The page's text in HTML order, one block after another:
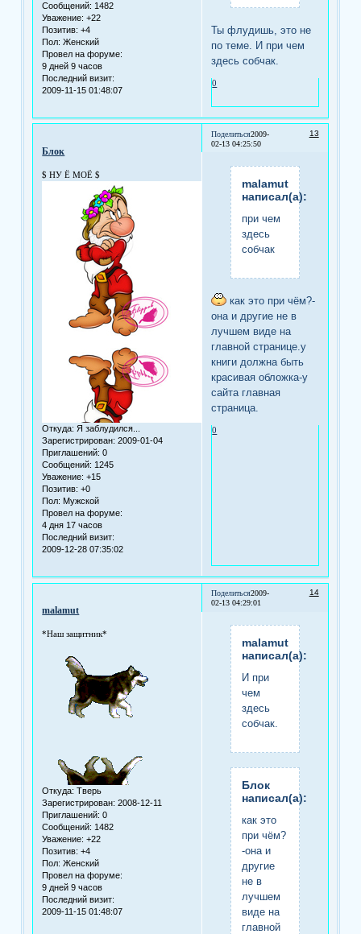
Сообщений: 1482
Уважение: +22
Позитив: +4
Пол: Женский
Провел на форуме:
9 дней 9 часов
Последний визит:
2009-11-15 01:48:07
Ты флудишь, это не
по теме. И при чем
здесь собчак.
0
Поделиться 13
2009-
02-13 04:25:50
Блок
$ НУ Ё МОЁ $
Откуда: Я заблудился...
Зарегистрирован: 2009-01-04
Приглашений: 0
Сообщений: 1245
Уважение: +15
Позитив: +0
Пол: Мужской
Провел на форуме:
4 дня 17 часов
Последний визит:
2009-12-28 07:35:02
malamut
написал(а):
при чем
здесь
собчак
как это при чём?-
она и другие не в
лучшем виде на
главной странице.у
книги должна быть
красивая обложка-у
сайта главная
страница.
0
Поделиться 14
2009-
02-13 04:29:01
malamut
*Наш защитник*
Откуда: Тверь
Зарегистрирован: 2008-12-11
Приглашений: 0
Сообщений: 1482
Уважение: +22
Позитив: +4
Пол: Женский
Провел на форуме:
9 дней 9 часов
Последний визит:
2009-11-15 01:48:07
malamut
написал(а):
И при
чем
здесь
собчак.
Блок
написал(а):
как это
при чём?
-она и
другие
не в
лучшем
виде на
главной